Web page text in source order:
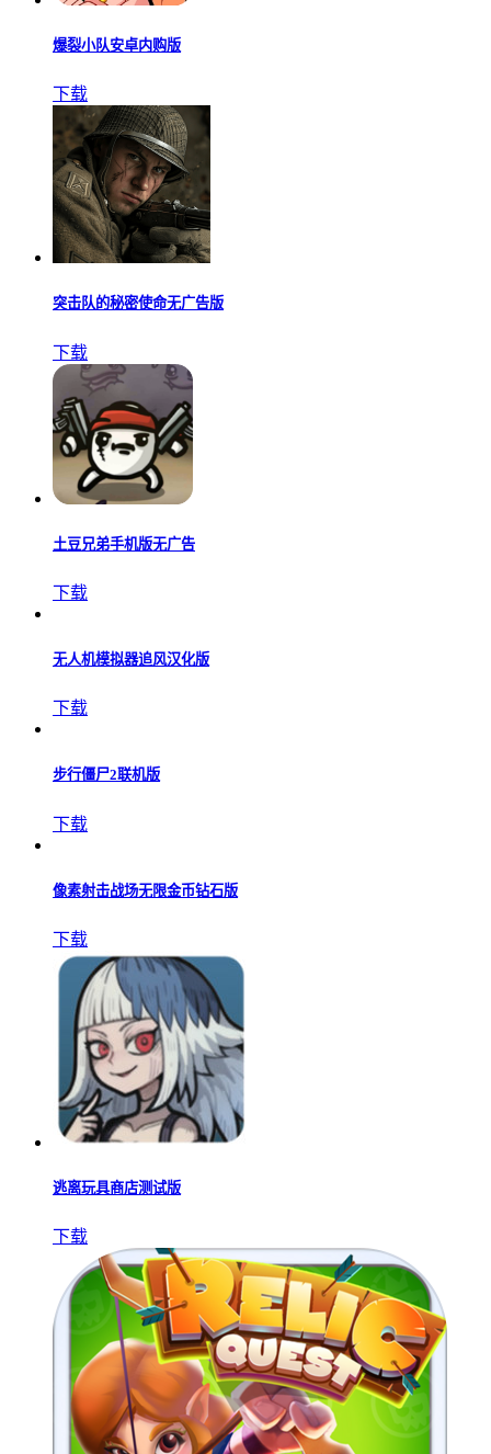
爆裂小队安卓内购版
下载
突击队的秘密使命无广告版
下载
土豆兄弟手机版无广告
下载
无人机模拟器追风汉化版
下载
步行僵尸2联机版
下载
像素射击战场无限金币钻石版
下载
逃离玩具商店测试版
下载